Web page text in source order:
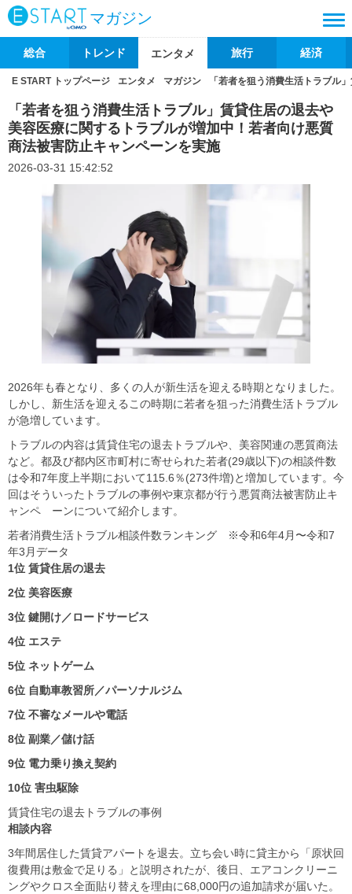
マガジン
総合 トレンド エンタメ 旅行 経済
E START トップページ エンタメ マガジン 「若者を狙う消費生活トラブル
「若者を狙う消費生活トラブル」賃貸住居の退去や
美容医療に関するトラブルが増加中！若者向け悪質
商法被害防止キャンペーンを実施
2026-03-31 15:42:52
2026年も春となり、多くの人が新生活を迎える時期となりました。
しかし、新生活を迎えるこの時期に若者を狙った消費生活トラブル
が急増しています。
トラブルの内容は賃貸住宅の退去トラブルや、美容関連の悪質商法
など。都及び都内区市町村に寄せられた若者(29歳以下)の相談件数
は令和7年度上半期において115.6％(273件増)と増加しています。今
回はそういったトラブルの事例や東京都が行う悪質商法被害防止キ
ャンペ゚ーンについて紹介します。
若者消費生活トラブル相談件数ランキング ※令和6年4月〜令和7
年3月データ
1位 賃貸住居の退去
2位 美容医療
3位 鍵開け／ロードサービス
4位 エステ
5位 ネットゲーム
6位 自動車教習所／パーソナルジム
7位 不審なメールや電話
8位 副業／儲け話
9位 電力乗り換え契約
10位 害虫駆除
賃貸住宅の退去トラブルの事例
相談内容
3年間居住した賃貸アパートを退去。立ち会い時に貸主から「原状回
復費用は敷金で足りる」と説明されたが、後日、エアコンクリーニ
ングやクロス全面貼り替えを理由に68,000円の追加請求が届いた。